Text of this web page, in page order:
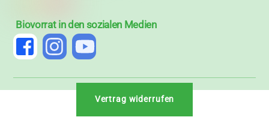
Biovorrat in den sozialen Medien
Vertrag widerrufen